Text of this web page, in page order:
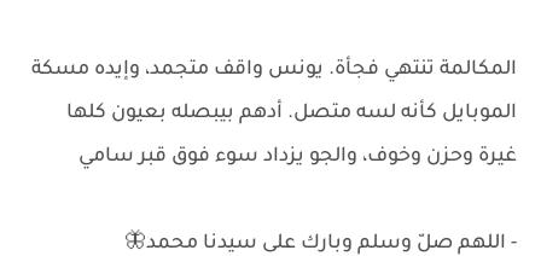
المكالمة تنتهي فجأة. يونس واقف متجمد، وإيده مسكة
الموبايل كأنه لسه متصل. أدهم بيبصله بعيون كلها
غيرة وحزن وخوف، والجو يزداد سوء فوق قبر سامي
- اللهم صلّ وسلم وبارك على سيدنا محمد🦋